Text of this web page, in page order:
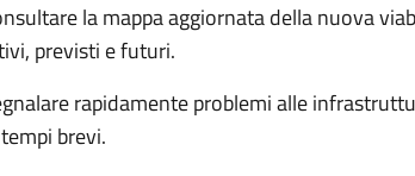
la mappa aggiornata della nuova
previsti e futuri.
rapidamente problemi alle
brevi.